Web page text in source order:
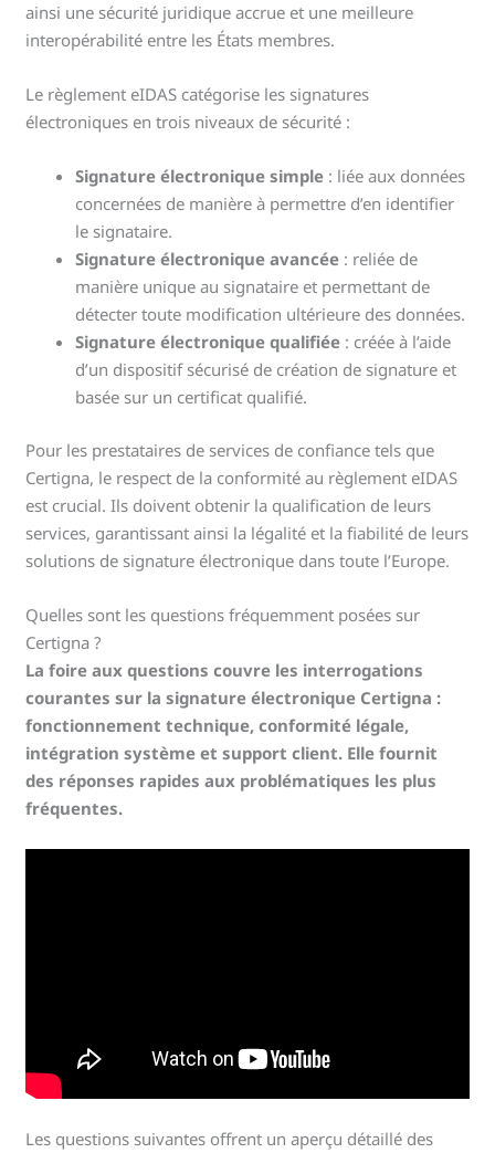
ainsi une sécurité juridique accrue et une meilleure
interopérabilité entre les États membres.
Le règlement eIDAS catégorise les signatures
électroniques en trois niveaux de sécurité :
Signature électronique simple : liée aux données
concernées de manière à permettre d’en identifier
le signataire.
Signature électronique avancée : reliée de
manière unique au signataire et permettant de
détecter toute modification ultérieure des données.
Signature électronique qualifiée : créée à l’aide
d’un dispositif sécurisé de création de signature et
basée sur un certificat qualifié.
Pour les prestataires de services de confiance tels que
Certigna, le respect de la conformité au règlement eIDAS
est crucial. Ils doivent obtenir la qualification de leurs
services, garantissant ainsi la légalité et la fiabilité de leurs
solutions de signature électronique dans toute l’Europe.
Quelles sont les questions fréquemment posées sur
Certigna ?
La foire aux questions couvre les interrogations
courantes sur la signature électronique Certigna :
fonctionnement technique, conformité légale,
intégration système et support client. Elle fournit
des réponses rapides aux problématiques les plus
fréquentes.
Les questions suivantes offrent un aperçu détaillé des